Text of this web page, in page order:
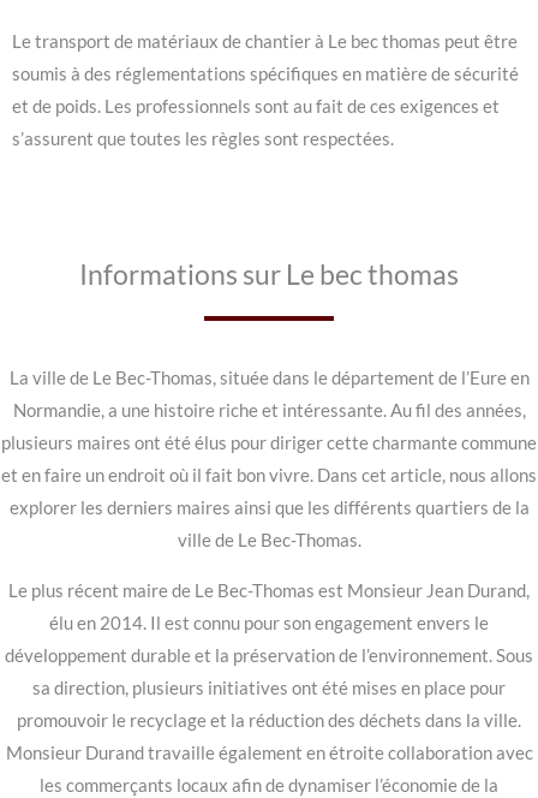
Le transport de matériaux de chantier à Le bec thomas peut être
soumis à des réglementations spécifiques en matière de sécurité
et de poids. Les professionnels sont au fait de ces exigences et
s’assurent que toutes les règles sont respectées.
Informations sur Le bec thomas
La ville de Le Bec-Thomas, située dans le département de l’Eure en
Normandie, a une histoire riche et intéressante. Au fil des années,
plusieurs maires ont été élus pour diriger cette charmante commune
et en faire un endroit où il fait bon vivre. Dans cet article, nous allons
explorer les derniers maires ainsi que les différents quartiers de la
ville de Le Bec-Thomas.
Le plus récent maire de Le Bec-Thomas est Monsieur Jean Durand,
élu en 2014. Il est connu pour son engagement envers le
développement durable et la préservation de l’environnement. Sous
sa direction, plusieurs initiatives ont été mises en place pour
promouvoir le recyclage et la réduction des déchets dans la ville.
Monsieur Durand travaille également en étroite collaboration avec
les commerçants locaux afin de dynamiser l’économie de la